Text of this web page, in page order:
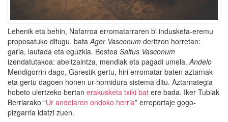
Lehenik eta behin, Nafarroa erromatarraren bi indusketa-eremu
proposatuko ditugu, bataAger Vasconum deritzon horretan:
garia, lautada eta eguzkia. Bestea Saltus Vasconum
izendatutakoa: abeltzaintza, mendiak eta pagadi umela.Andelo
Mendigorrin dago, Garestik gertu, hiri erromatar baten aztarnak
eta gertu dagoen honen ur-hornidura sistema ditu. Aztarnategia
hobeto ulertzeko bertan erakusketa txiki bat ere bada. Iker Tubiak
Berriarako “Ur andelaren ondoko herria” erreportaje gogo-
pizgarria idatzi zuen.